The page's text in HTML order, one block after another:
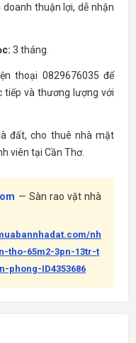
thuận lợi, dễ nhận
3 tháng.
thoại 0829676035 để
và thương lượng với
đất, cho thuê nhà mặt
viên tại Cần Thơ.
— Sàn rao vặt nhà
nh
tho-65m2-3pn-13tr-t
ID4353686